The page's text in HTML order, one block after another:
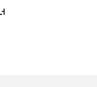
supplied argument is
/home/gunggictr/